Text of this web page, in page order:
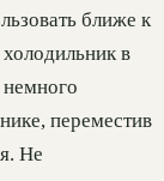
ближе к
в
переместив
Не